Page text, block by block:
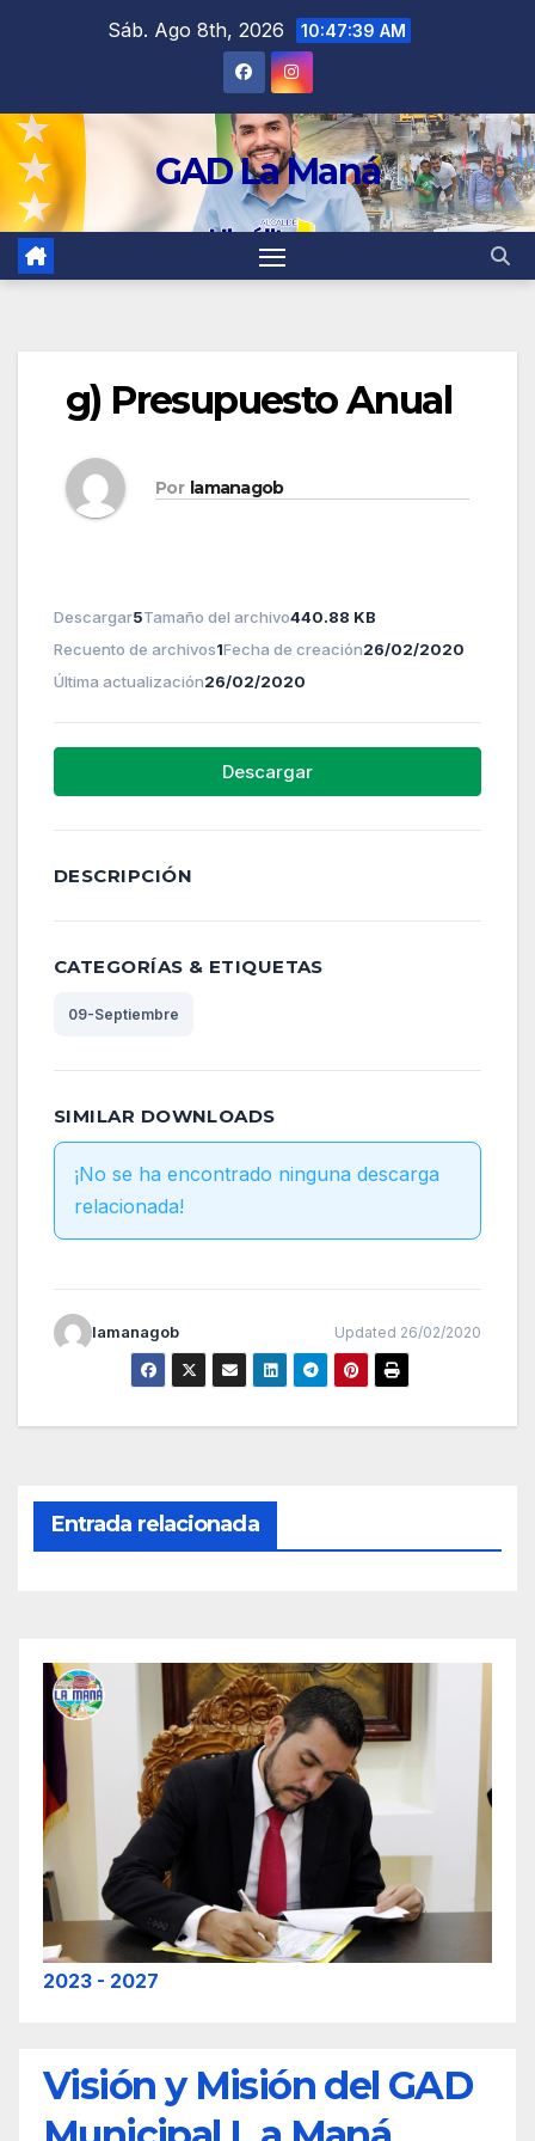
Sáb. Ago 8th, 2026 10:47:40 AM
GAD La Maná
g) Presupuesto Anual
Por lamanagob
Descargar5Tamaño del archivo440.88 KB
Recuento de archivos1Fecha de creación26/02/2020
Última actualización26/02/2020
Descargar
DESCRIPCIÓN
CATEGORÍAS & ETIQUETAS
09-Septiembre
SIMILAR DOWNLOADS
¡No se ha encontrado ninguna descarga
relacionada!
lamanagob Updated 26/02/2020
Entrada relacionada
2023 - 2027
Visión y Misión del GAD